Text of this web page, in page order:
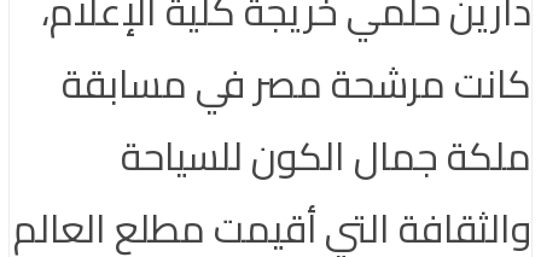
كانت مرشحة مصر في مسابقة
ملكة جمال الكون للسياحة
والثقافة التي أقيمت مطلع العالم